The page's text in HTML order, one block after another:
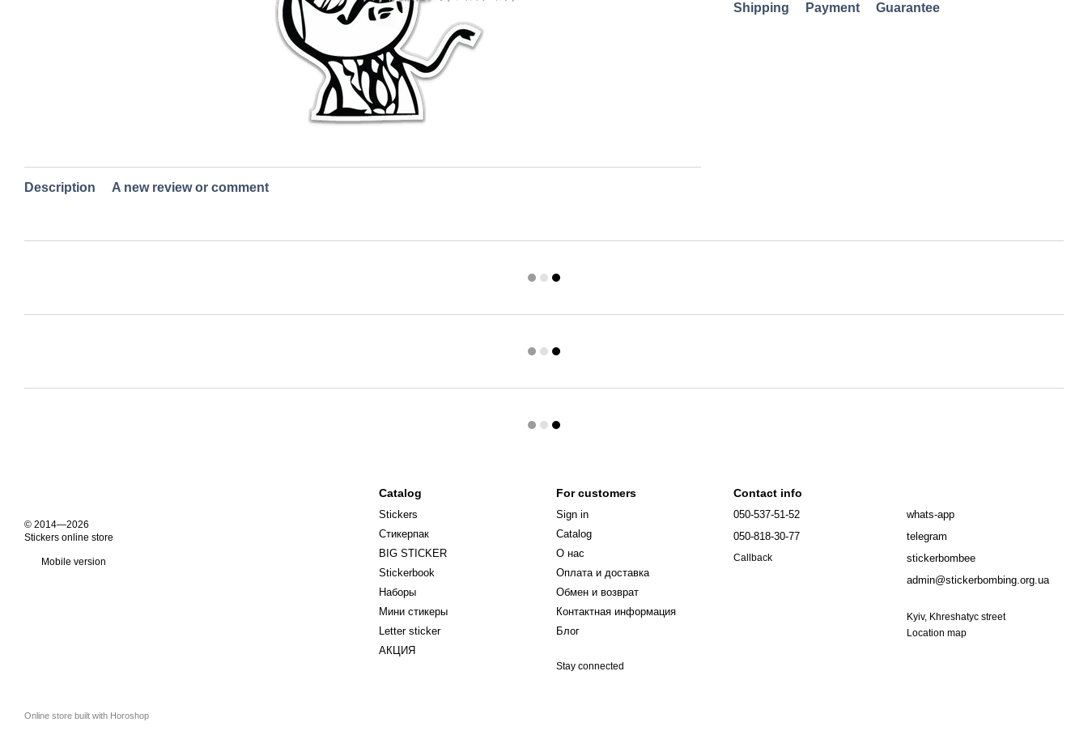
Description A new review or comment
Shipping Payment Guarantee
© 2014—2026
Stickers online store
Mobile version
Online store built with Horoshop
Catalog
Stickers
Стикерпак
BIG STICKER
Stickerbook
Наборы
Мини стикеры
Letter sticker
АКЦИЯ
For customers
Sign in
Catalog
О нас
Оплата и доставка
Обмен и возврат
Контактная информация
Блог
Stay connected
Contact info
050-537-51-52
050-818-30-77
Callback
whats-app
telegram
stickerbombee
admin@stickerbombing.org.ua
Kyiv, Khreshatyc street
Location map